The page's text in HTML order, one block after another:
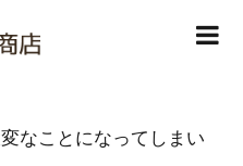
なことになってしまい